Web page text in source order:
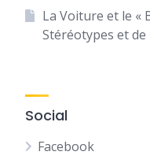
La Voiture et le «
Stéréotypes et
Social
Facebook